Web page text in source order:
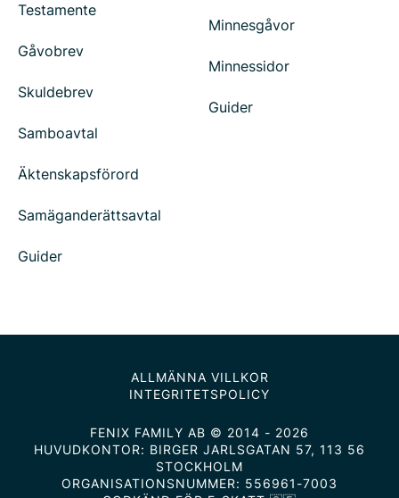
Testamente
Gåvobrev
Skuldebrev
Samboavtal
Äktenskapsförord
Samäganderättsavtal
Guider
Minnesgåvor
Minnessidor
Guider
ALLMÄNNA VILLKOR
INTEGRITETSPOLICY
FENIX FAMILY AB © 2014 - 2026
HUVUDKONTOR: BIRGER JARLSGATAN 57, 113 56
STOCKHOLM
ORGANISATIONSNUMMER: 556961-7003